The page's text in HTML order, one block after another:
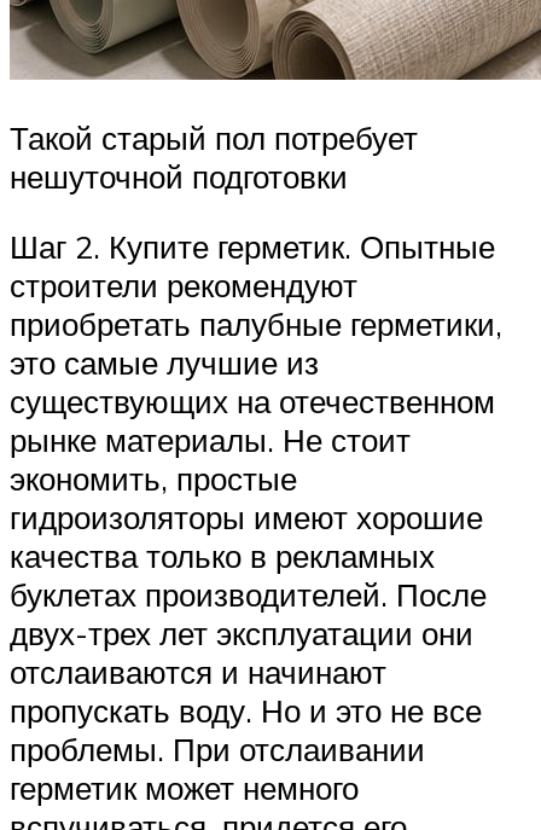
Такой старый пол потребует
нешуточной подготовки
Шаг 2. Купите герметик. Опытные
строители рекомендуют
приобретать палубные герметики,
это самые лучшие из
существующих на отечественном
рынке материалы. Не стоит
экономить, простые
гидроизоляторы имеют хорошие
качества только в рекламных
буклетах производителей. После
двух-трех лет эксплуатации они
отслаиваются и начинают
пропускать воду. Но и это не все
проблемы. При отслаивании
герметик может немного